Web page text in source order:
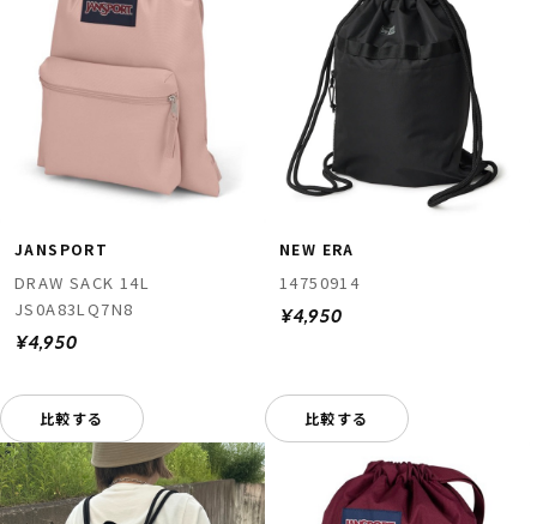
JANSPORT
DRAW SACK 14L
JS0A83LQ7N8
¥4,950
比較する
NEW ERA
14750914
¥4,950
比較する